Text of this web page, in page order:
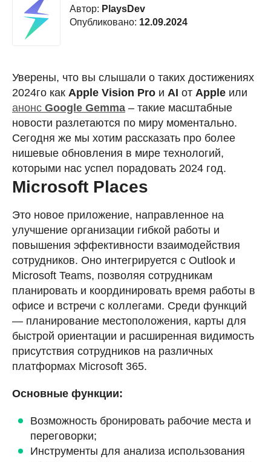
Автор: PlaysDev
Опубликовано: 12.09.2024
Уверены, что вы слышали о таких достижениях
2024го как Apple Vision Pro и AI от Apple или
анонс Google Gemma – такие масштабные
новости разлетаются по миру моментально.
Сегодня же мы хотим рассказать про более
нишевые обновления в мире технологий,
которыми нас успел порадовать 2024 год.
Microsoft Places
Это новое приложение, направленное на
улучшение организации гибкой работы и
повышения эффективности взаимодействия
сотрудников. Оно интегрируется с Outlook и
Microsoft Teams, позволяя сотрудникам
планировать и координировать время работы в
офисе и встречи с коллегами. Среди функций
— планирование местоположения, карты для
быстрой ориентации и расширенная видимость
присутствия сотрудников на различных
платформах Microsoft 365​​.
Основные функции:
Возможность бронировать рабочие места и
переговорки;
Инструменты для анализа использования